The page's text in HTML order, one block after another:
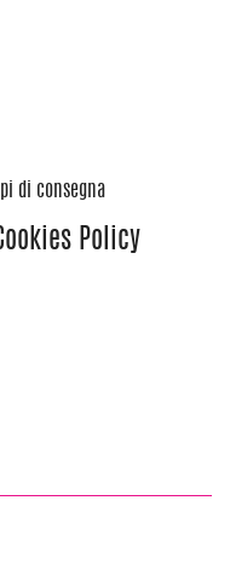
di consegna
Policy